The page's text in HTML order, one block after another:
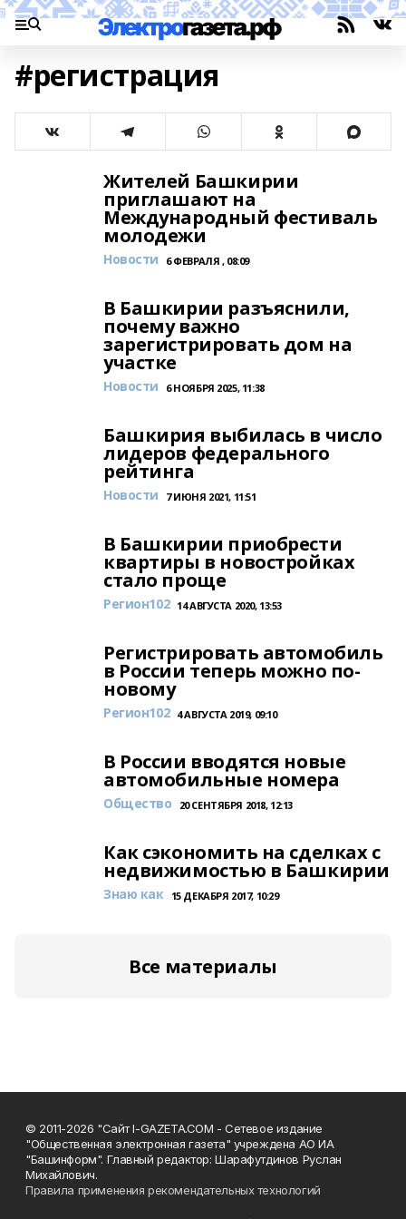
#регистрация
Жителей Башкирии
приглашают на
Международный фестиваль
молодежи
Новости 6 ФЕВРАЛЯ , 08:09
В Башкирии разъяснили,
почему важно
зарегистрировать дом на
участке
Новости 6 НОЯБРЯ 2025, 11:38
Башкирия выбилась в число
лидеров федерального
рейтинга
Новости 7 ИЮНЯ 2021, 11:51
В Башкирии приобрести
квартиры в новостройках
стало проще
Регион102 14 АВГУСТА 2020, 13:53
Регистрировать автомобиль
в России теперь можно по-
новому
Регион102 4 АВГУСТА 2019, 09:10
В России вводятся новые
автомобильные номера
Общество 20 СЕНТЯБРЯ 2018, 12:13
Как сэкономить на сделках с
недвижимостью в Башкирии
Знаю как 15 ДЕКАБРЯ 2017, 10:29
Все материалы
© 2011-2026 "Сайт I-GAZETA.COM - Сетевое издание
"Общественная электронная газета" учреждена АО ИА
"Башинформ". Главный редактор: Шарафутдинов Руслан
Михайлович.
Правила применения рекомендательных технологий